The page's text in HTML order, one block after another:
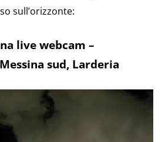
sull’orizzonte:
live webcam –
sud, Larderia